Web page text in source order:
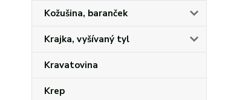
Kožušina, baranček
Krajka, vyšívaný tyl
Kravatovina
Krep